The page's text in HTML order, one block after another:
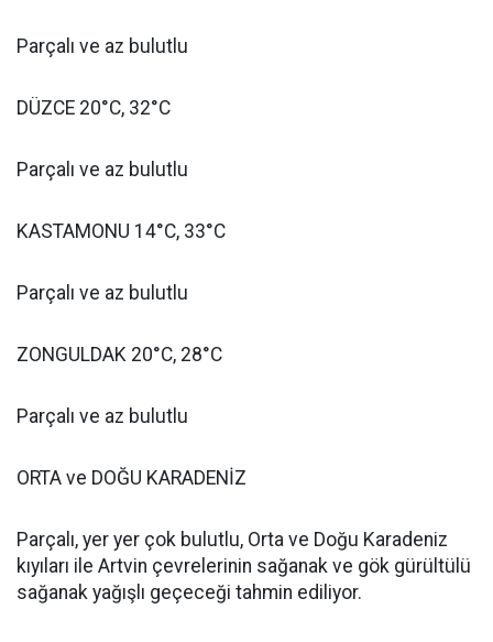
Parçalı ve az bulutlu
DÜZCE 20°C, 32°C
Parçalı ve az bulutlu
KASTAMONU 14°C, 33°C
Parçalı ve az bulutlu
ZONGULDAK 20°C, 28°C
Parçalı ve az bulutlu
ORTA ve DOĞU KARADENİZ
Parçalı, yer yer çok bulutlu, Orta ve Doğu Karadeniz
kıyıları ile Artvin çevrelerinin sağanak ve gök gürültülü
sağanak yağışlı geçeceği tahmin ediliyor.